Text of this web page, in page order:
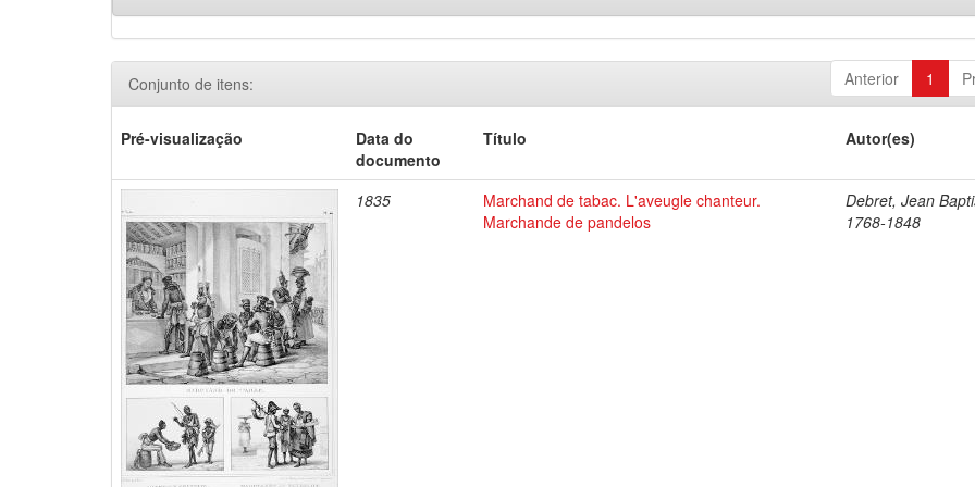
Anterior 1
Conjunto de itens:
Pré-visualização
Data do
documento
Título Autor(es)
1835
Marchand de tabac. L'aveugle chanteur.
Marchande de pandelos
Debret, Jean
1768-1848